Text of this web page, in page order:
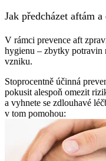
Jak předcházet aftám
V rámci prevence aft
hygienu – zbytky potravin
vzniku.
Stoprocentně účinná
pokusit alespoň omezit
a vyhnete se zdlouhavé
v tom pomohou: